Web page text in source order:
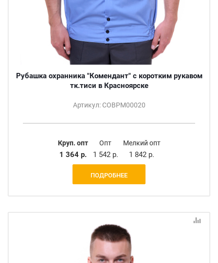
Рубашка охранника "Комендант" с коротким рукавом
тк.тиси в Красноярске
Артикул: СОВРМ00020
Круп. опт
1 364 р.
Опт
1 542 р.
Мелкий опт
1 842 р.
ПОДРОБНЕЕ